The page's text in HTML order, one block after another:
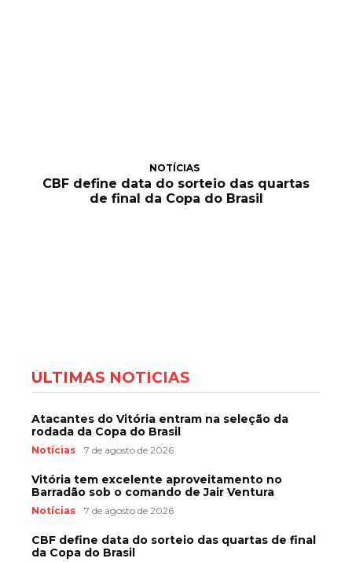
NOTÍCIAS
CBF define data do sorteio das quartas
de final da Copa do Brasil
ÚLTIMAS NOTÍCIAS
Atacantes do Vitória entram na seleção da
rodada da Copa do Brasil
Notícias 7 de agosto de 2026
Vitória tem excelente aproveitamento no
Barradão sob o comando de Jair Ventura
Notícias 7 de agosto de 2026
CBF define data do sorteio das quartas de final
da Copa do Brasil